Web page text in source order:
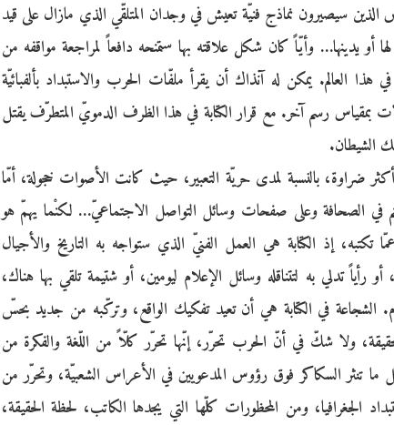
الذين سيصيرون نماذج فنيّة تعيش في وجدان المتلقّي الذي مازال على قيد
أو يدينها… وأيّاً كان شكل علاقته بها ستمنحه دافعاً لمراجعة مواقفه من
العالم. يمكن له آنذاك أن يقرأ ملفّات الحرب والاستبداد بألفبائيّة
بمقياس رسم آخر. مع قرار الكتابة في هذا الظرف الدمويّ المتطرّف يقتل
الشيطان.
ضراوة، بالنسبة لمدى حريّة التعبير، حيث كانت الأصوات خجولة، أمّا
في الصحافة وعلى صفحات وسائل التواصل الاجتماعيّ… لكنْما يهمّ هو
إذ الكتابة هي العمل الفنيّ الذي ستواجه به التاريخ والأجيال
رأياً تدلي به لتتناقله وسائل الإعلام ليومين، أو شتيمة تلقي بها هناك،
الشجاعة في الكتابة هي أن تعيد تفكيك الواقع، وتركّبه من جديد بحسّ
ولا شكّ في أنّ الحرب تحرّر، إنّها تحرّر كلّاً من اللّغة والفكرة من
ما تنثر السكاكر فوق رؤوس المدعويين في الأعراس الشعبيّة، وتحرّر من
الجغرافيا، ومن المحظورات كلّها التي يجدها الكاتب، لحظة الحقيقة،